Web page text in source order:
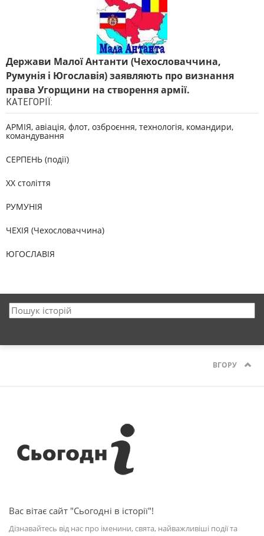
Держави Малої Антанти (Чехословаччина,
Румунія і Югославія) заявляють про визнання
права Угорщини на створення армії.
КАТЕГОРІЇ:
АРМІЯ, авіація, флот, озброєння, технологія, командири,
командування
СЕРПЕНЬ (події)
XX століття
РУМУНІЯ
ЧЕХІЯ (Чехословаччина)
ЮГОСЛАВІЯ
ВГОРУ
Вас вітає сайт "Сьогодні в історії"!
Дізнавайтесь від нас про іменини, свята, найважливіші події та